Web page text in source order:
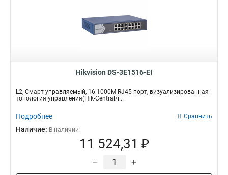
Hikvision DS-3E1516-EI
L2, Смарт-управляемый, 16 1000M RJ45-порт, визуализированная
топология управления(Hik-Central/i...
Подробнее Сравнить
Наличие: В наличии
11 524,31 ₽
– +